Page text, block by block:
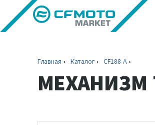
Главная Каталог CF188-A
МЕХАНИЗМ